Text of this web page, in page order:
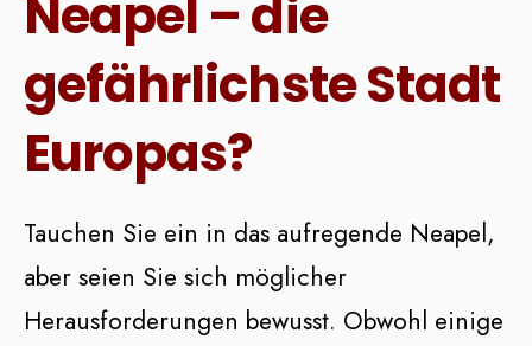
Neapel – die
gefährlichste Stadt
Europas?
Tauchen Sie ein in das aufregende Neapel,
aber seien Sie sich möglicher
Herausforderungen bewusst. Obwohl einige